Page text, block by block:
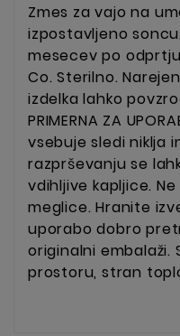
Zmes za vajo na
izpostavljeno
mesecev po
Co. Sterilno.
izdelka lahko
PRIMERNA ZA
vsebuje sledi niklja
razprševanju se
vdihljive kapljice.
meglice. Hranite
uporabo dobro
originalni embalaži.
prostoru, stran